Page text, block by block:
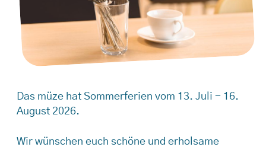
Das müze hat Sommerferien vom 13. Juli - 16.
August 2026.
Wir wünschen euch schöne und erholsame